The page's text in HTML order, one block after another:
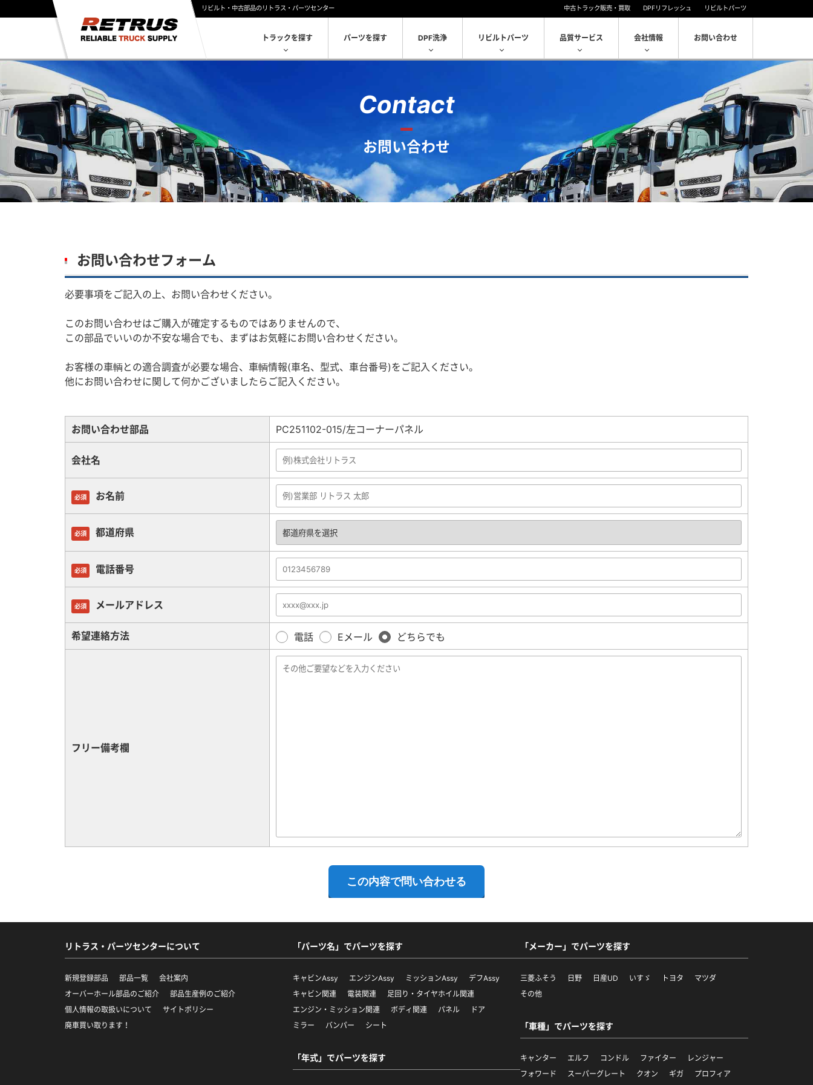
リビルト・中古部品のリトラス・パーツセンター 中古トラック販売・買取 DPFリフレッシュ リビルトパーツ
お問い合わせ
会社情報
品質サービス
リビルトパーツ
DPF洗浄
パーツを探す
トラックを探す
Contact
お問い合わせ
お問い合わせフォーム
必要事項をご記入の上、お問い合わせください。
このお問い合わせはご購入が確定するものではありませんので、
この部品でいいのか不安な場合でも、まずはお気軽にお問い合わせください。
お客様の車輌との適合調査が必要な場合、車輌情報(車名、型式、車台番号)をご記入ください。
他にお問い合わせに関して何かございましたらご記入ください。
お問い合わせ部品 PC251102-015/左コーナーパネル
会社名
必須 お名前
必須 都道府県
必須 電話番号
必須 メールアドレス
希望連絡方法 電話 Eメール どちらでも
フリー備考欄
リトラス・パーツセンターについて
新規登録部品 部品一覧
会社案内
オーバーホール部品のご紹介
部品生産例のご紹介
個人情報の取扱いについて
サイトポリシー
廃車買い取ります！
「パーツ名」でパーツを探す
キャビンAssy エンジンAssy ミッションAssy
デフAssy
キャビン関連
電装関連
足回り・タイヤホイル関連
エンジン・ミッション関連
ボディ関連 パネル
ドア
ミラー
バンパー シート
「年式」でパーツを探す
「メーカー」でパーツを探す
三菱ふそう 日野 日産UD いすゞ トヨタ
マツダ
その他
「車種」でパーツを探す
キャンター エルフ コンドル ファイター
レンジャー
フォワード
スーパーグレート クオン ギガ プロフィア